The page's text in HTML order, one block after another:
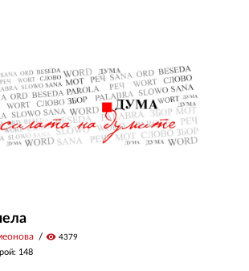
visibility 4379
148